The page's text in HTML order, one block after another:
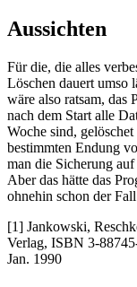
Aussichten
Für die, die alles
Löschen dauert umso
wäre also ratsam, das
nach dem Start alle
Woche sind,
bestimmten Endung
man die Sicherung
Aber das hätte das
ohnehin schon der
[1] Jankowski,
Verlag, ISBN 3-
Jan. 1990